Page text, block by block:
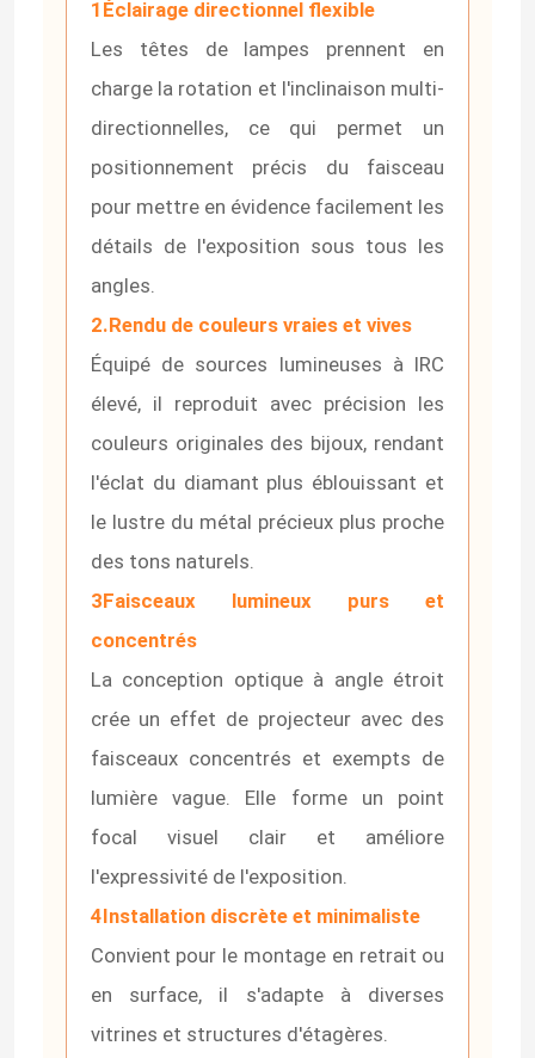
1Éclairage directionnel flexible
Les têtes de lampes prennent en
charge la rotation et l'inclinaison multi-
directionnelles, ce qui permet un
positionnement précis du faisceau
pour mettre en évidence facilement les
détails de l'exposition sous tous les
angles.
2.Rendu de couleurs vraies et vives
Équipé de sources lumineuses à IRC
élevé, il reproduit avec précision les
couleurs originales des bijoux, rendant
l'éclat du diamant plus éblouissant et
le lustre du métal précieux plus proche
des tons naturels.
3Faisceaux lumineux purs et
concentrés
La conception optique à angle étroit
crée un effet de projecteur avec des
faisceaux concentrés et exempts de
lumière vague. Elle forme un point
focal visuel clair et améliore
l'expressivité de l'exposition.
4Installation discrète et minimaliste
Convient pour le montage en retrait ou
en surface, il s'adapte à diverses
vitrines et structures d'étagères.